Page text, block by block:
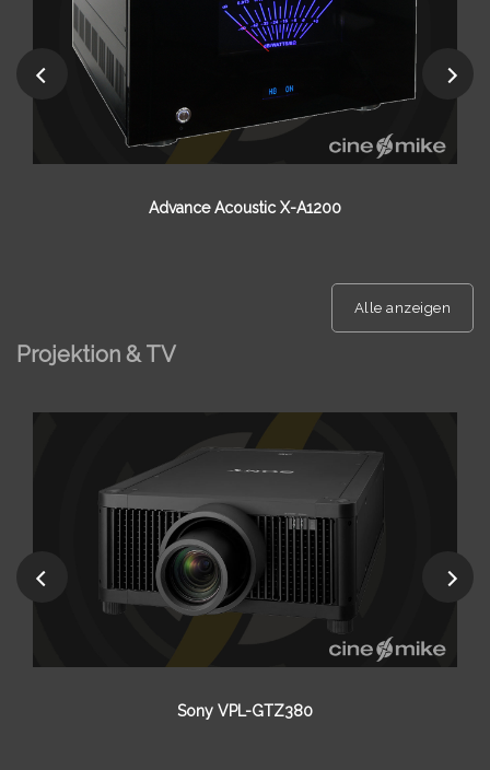
Hegel C-Serie
Alle anzeigen
Projektion & TV
Barco Bragi Cinemascope